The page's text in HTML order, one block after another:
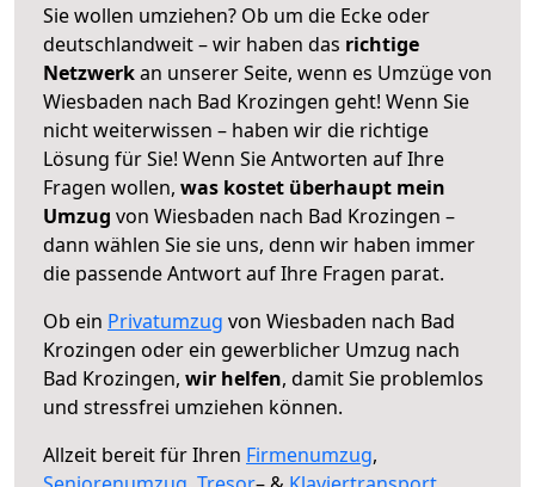
Sie wollen umziehen? Ob um die Ecke oder
deutschlandweit – wir haben das richtige
Netzwerkan unserer Seite, wenn es Umzüge von
Wiesbaden nach Bad Krozingen geht! Wenn Sie
nicht weiterwissen – haben wir die richtige
Lösung für Sie! Wenn Sie Antworten auf Ihre
Fragen wollen, was kostet überhaupt mein
Umzug von Wiesbaden nach Bad Krozingen –
dann wählen Sie sie uns, denn wir haben immer
die passende Antwort auf Ihre Fragen parat.
Ob ein Privatumzug von Wiesbaden nach Bad
Krozingen oder ein gewerblicher Umzug nach
Bad Krozingen, wir helfen, damit Sie problemlos
und stressfrei umziehen können.
Allzeit bereit für Ihren Firmenumzug,